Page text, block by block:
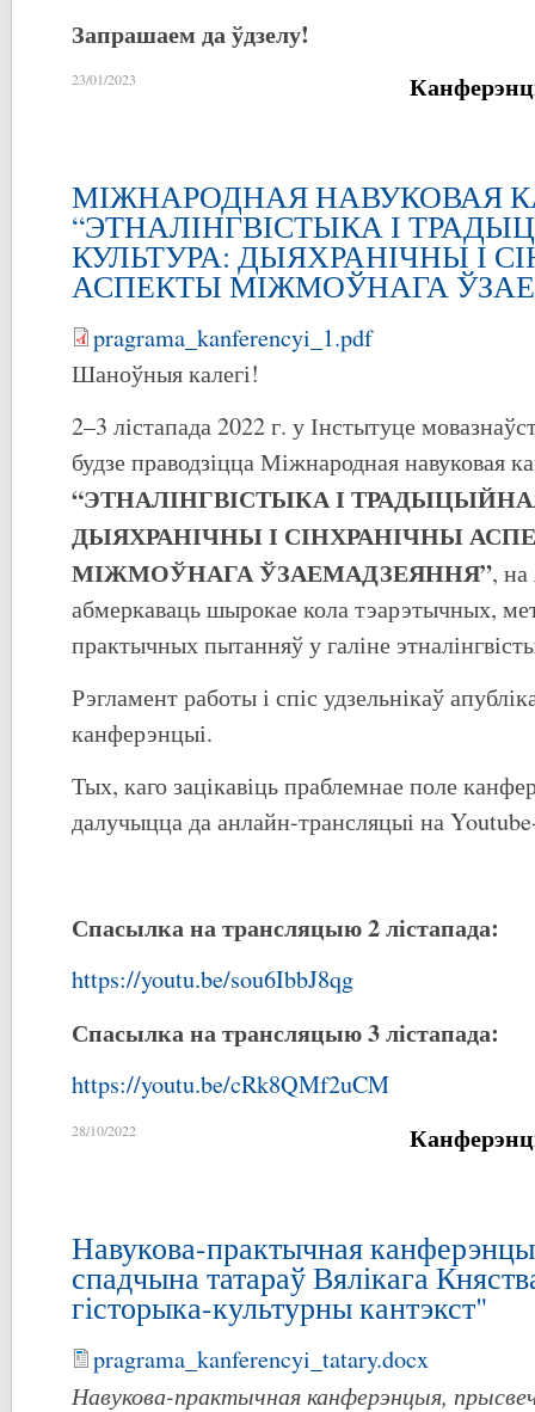
Запрашаем да ўдзелу!
23/01/2023
МІЖНАРОДНАЯ НАВУКОВАЯ
“ЭТНАЛІНГВІСТЫКА І
КУЛЬТУРА: ДЫЯХРАНІЧНЫ І
АСПЕКТЫ МІЖМОЎНАГА
pragrama_kanferencyi_1.pdf
Шаноўныя калегі!
2–3 лістапада 2022 г. у Інстытуце
будзе праводзіцца Міжнародная навуковая
“ЭТНАЛІНГВІСТЫКА І
ДЫЯХРАНІЧНЫ І СІНХРАНІЧНЫ
МІЖМОЎНАГА ЎЗАЕМАДЗЕЯННЯ”, на
абмеркаваць шырокае кола тэарэтычных,
практычных пытанняў у галіне
Рэгламент работы і спіс удзельнікаў
канферэнцыі.
Тых, каго зацікавіць праблемнае поле
далучыцца да анлайн-трансляцыі на
Спасылка на трансляцыю 2 лістапада:
https://youtu.be/sou6IbbJ8qg
Спасылка на трансляцыю 3 лістапада:
https://youtu.be/cRk8QMf2uCM
28/10/2022
Навукова-практычная
спадчына татараў Вялікага
гісторыка-культурны кантэкст"
pragrama_kanferencyi_tatary.docx
Навукова-практычная канферэнцыя,